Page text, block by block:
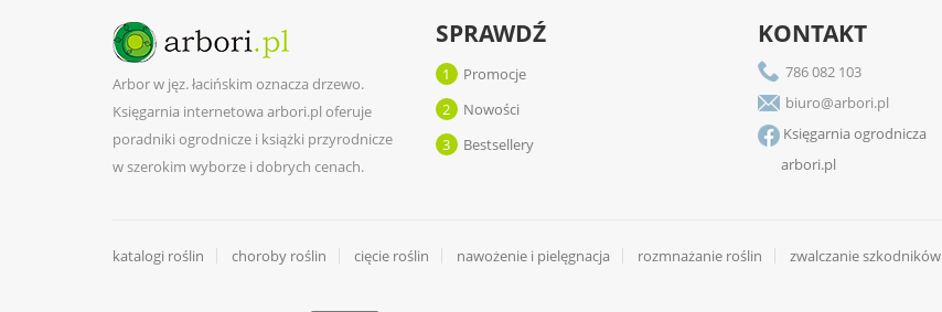
Arbor w jęz. łacińskim oznacza drzewo.
Księgarnia internetowa arbori.pl oferuje
poradniki ogrodnicze i książki przyrodnicze
w szerokim wyborze i dobrych cenach.
SPRAWDŹ
Promocje
1
Nowości
2
Bestsellery
3
KONTAKT
786 082 103
biuro@arbori.pl
Księgarnia ogrodnicza
arbori.pl
katalogi roślin choroby roślin cięcie roślin nawożenie i pielęgnacja rozmnażanie roślin zwalczanie szkodników